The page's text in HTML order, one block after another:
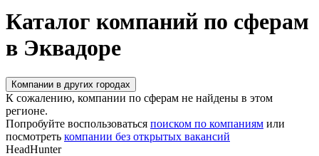
Каталог компаний по сферам
в Эквадоре
Компании в других городах
К сожалению, компании по сферам не найдены в этом
регионе.
Попробуйте воспользоваться поиском по компаниям или
посмотреть компании без открытых вакансий
HeadHunter